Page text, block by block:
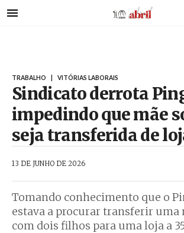
para
AbrilAbril
TRABALHO VITÓRIAS LABORAIS
Sindicato derrota
impedindo que mãe
seja transferida de
13 DE JUNHO DE 2026
Tomando conhecimento que o
estava a procurar transferir uma
com dois filhos para uma loja a